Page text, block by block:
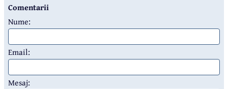
Comentarii
Nume:
Email:
Mesaj: